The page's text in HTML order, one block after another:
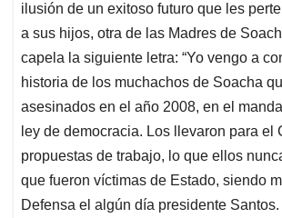
ilusión de un exitoso futuro que les
a sus hijos, otra de las Madres de
capela la siguiente letra: “Yo vengo a
historia de los muchachos de Soacha
asesinados en el año 2008, en el
ley de democracia. Los llevaron para el
propuestas de trabajo, lo que ellos
que fueron víctimas de Estado, siendo
Defensa el algún día presidente